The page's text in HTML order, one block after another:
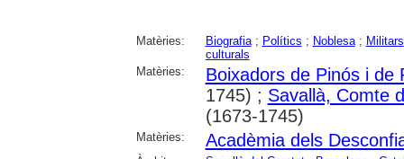
Matèries: Biografia; Polítics ; Noblesa; Militars
culturals
Matèries:
Boixadors de Pinós i de
1745) ; Savallà, Comte
(1673-1745)
Matèries: Acadèmia dels